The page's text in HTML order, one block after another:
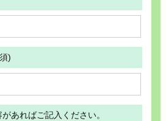
)
あればご記入ください。